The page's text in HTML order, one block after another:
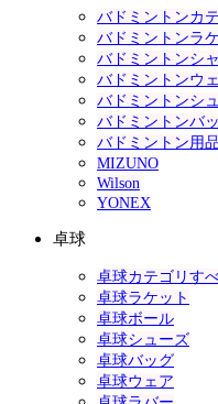
バドミントンカ
バドミントンラ
バドミントンシ
バドミントンウ
バドミントンシ
バドミントンバ
バドミントン用品
MIZUNO
Wilson
YONEX
卓球
卓球カテゴリす
卓球ラケット
卓球ボール
卓球シューズ
卓球バッグ
卓球ウェア